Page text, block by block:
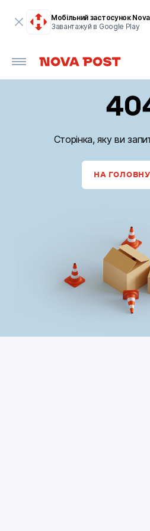
Мобільний застосунок
Завантажуй в Google Play
Сторінка, яку ви
НА ГОЛОВНУ